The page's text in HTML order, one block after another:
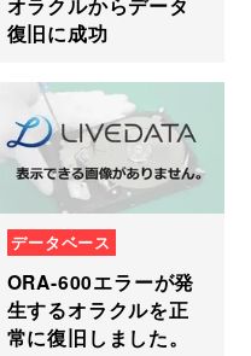
復旧に成功
データベース
ORA-600エラーが発
生するオラクルを正
常に復旧しました。